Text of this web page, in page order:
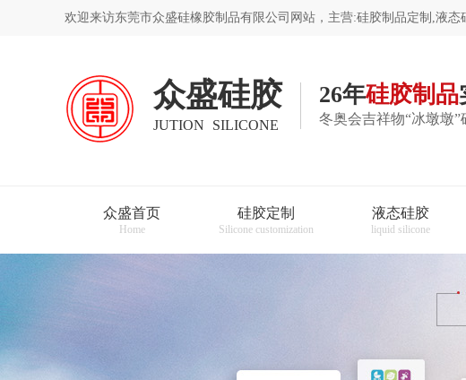
欢迎来访东莞市众盛硅橡胶制品有限公司网站，主营:硅胶制品定制,液
众盛硅胶
JUTION SILICONE
26年硅胶制品
冬奥会吉祥物“冰墩墩
众盛首页
Home
硅胶定制
Silicone customization
液态硅胶
liquid silicone